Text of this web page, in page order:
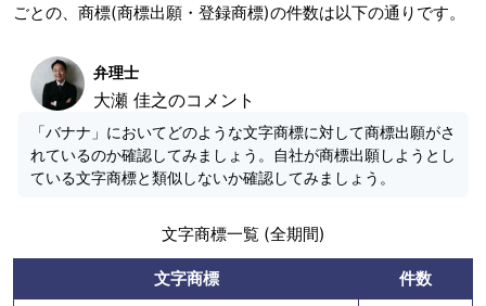
ごとの、商標(商標出願・登録商標)の件数は以下の通りです。
弁理士
大瀬 佳之のコメント
「バナナ」においてどのような文字商標に対して商標出願がさ
れているのか確認してみましょう。自社が商標出願しようとし
ている文字商標と類似しないか確認してみましょう。
文字商標一覧 (全期間)
文字商標
件数